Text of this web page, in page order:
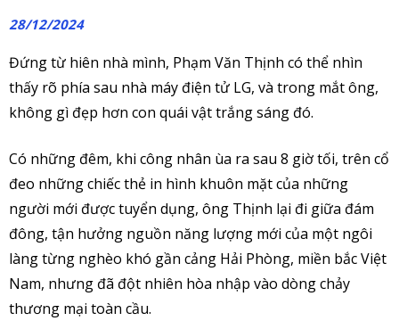
28/12/2024
Đứng từ hiên nhà mình, Phạm Văn Thịnh có thể nhìn
thấy rõ phía sau nhà máy điện tử LG, và trong mắt ông,
không gì đẹp hơn con quái vật trắng sáng đó.
Có những đêm, khi công nhân ùa ra sau 8 giờ tối, trên cổ
đeo những chiếc thẻ in hình khuôn mặt của những
người mới được tuyển dụng, ông Thịnh lại đi giữa đám
đông, tận hưởng nguồn năng lượng mới của một ngôi
làng từng nghèo khó gần cảng Hải Phòng, miền bắc Việt
Nam, nhưng đã đột nhiên hòa nhập vào dòng chảy
thương mại toàn cầu.